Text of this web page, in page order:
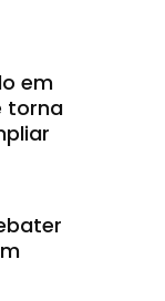
em
torna